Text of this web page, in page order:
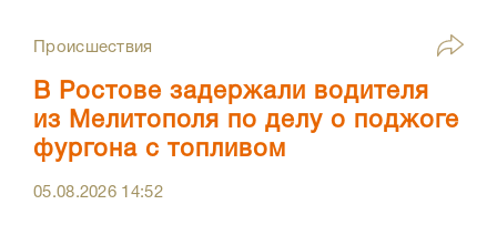
Происшествия
В Ростове задержали водителя
из Мелитополя по делу о поджоге
фургона с топливом
05.08.2026 14:52